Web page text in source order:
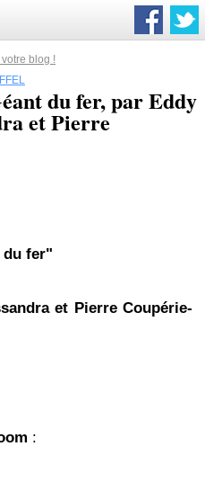
blog !
du fer, par Eddy
et Pierre
du fer"
et Pierre Coupérie-
: